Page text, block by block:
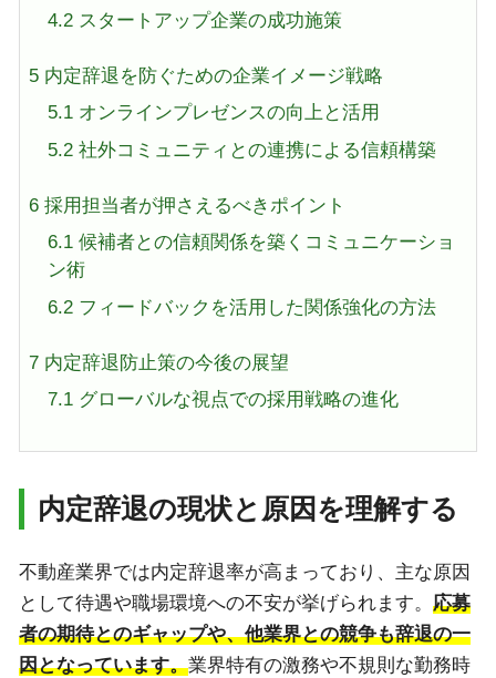
4.2スタートアップ企業の成功施策
5 内定辞退を防ぐための企業イメージ戦略
5.1オンラインプレゼンスの向上と活用
5.2社外コミュニティとの連携による信頼構築
6 採用担当者が押さえるべきポイント
6.1候補者との信頼関係を築くコミュニケーショ
ン術
6.2フィードバックを活用した関係強化の方法
7 内定辞退防止策の今後の展望
7.1グローバルな視点での採用戦略の進化
内定辞退の現状と原因を理解する
不動産業界では内定辞退率が高まっており、主な原因
として待遇や職場環境への不安が挙げられます。 応募
者の期待とのギャップや、他業界との競争も辞退の一
因となっています。業界特有の激務や不規則な勤務時